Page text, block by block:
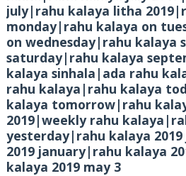
july|rahu kalaya litha
monday|rahu kalaya on
on wednesday|rahu kalaya
saturday|rahu kalaya
kalaya sinhala|ada rahu
rahu kalaya|rahu kalaya
kalaya tomorrow|rahu
2019|weekly rahu
yesterday|rahu kalaya
2019 january|rahu kalaya
kalaya 2019 may 3